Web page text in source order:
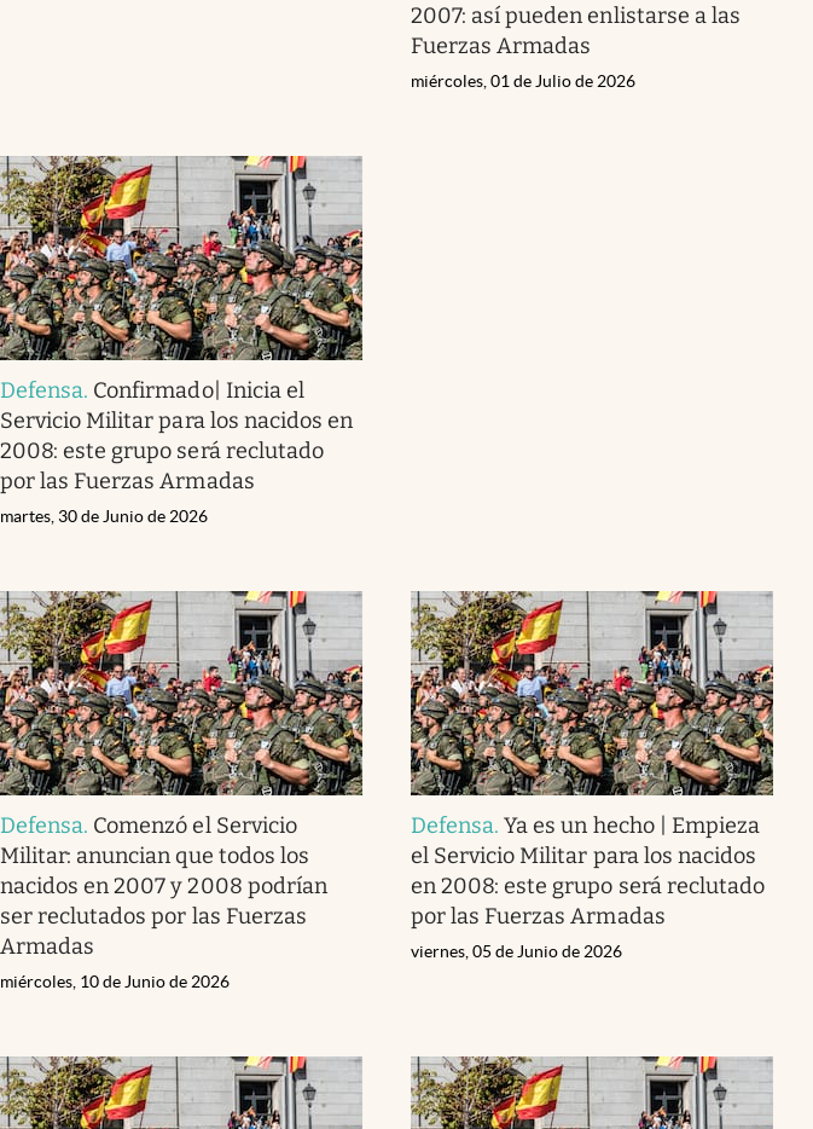
2007: así pueden enlistarse a las
Fuerzas Armadas
miércoles, 01 de Julio de 2026
Defensa. Confirmado| Inicia el
Servicio Militar para los nacidos en
2008: este grupo será reclutado
por las Fuerzas Armadas
martes, 30 de Junio de 2026
Defensa. Comenzó el Servicio
Militar: anuncian que todos los
nacidos en 2007 y 2008 podrían
ser reclutados por las Fuerzas
Armadas
miércoles, 10 de Junio de 2026
Defensa.Ya es un hecho | Empieza
el Servicio Militar para los nacidos
en 2008: este grupo será reclutado
por las Fuerzas Armadas
viernes, 05 de Junio de 2026